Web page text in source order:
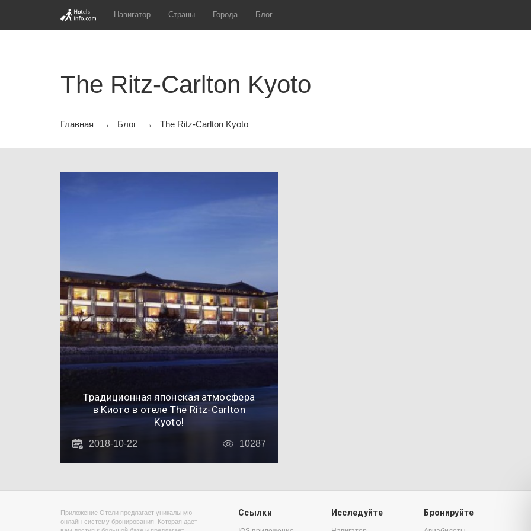
Навигатор Страны Города Блог
The Ritz-Carlton Kyoto
Главная Блог The Ritz-Carlton Kyoto
Традиционная японская атмосфера
в Киото в отеле The Ritz-Carlton
Kyoto!
2018-10-22 10287
Приложение Отели предлагает уникальную
онлайн-систему бронирования. Которая дает
Ссылки Исследуйте Бронируйте